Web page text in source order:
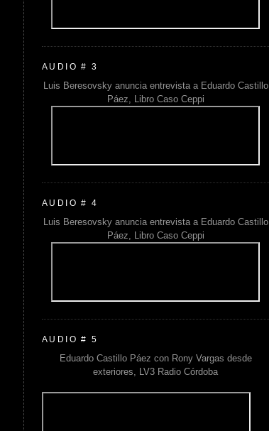
AUDIO # 3
Luis Beresovsky anuncia entrevista a Eduardo Castillo
Páez, Libro Caso Ceppi
AUDIO # 4
Luis Beresovsky anuncia entrevista a Eduardo Castillo
Páez, Libro Caso Ceppi
AUDIO # 5
Eduardo Castillo Páez con Rony Vargas desde
exteriores, LV3 Radio Córdoba